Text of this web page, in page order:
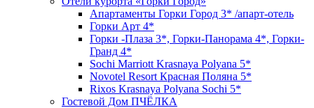
Апартаменты Горки Город 3* /апарт-отель
Горки Арт 4*
Горки -Плаза 3*, Горки-Панорама 4*, Горки-
Гранд 4*
Sochi Marriott Krasnaya Polyana 5*
Novotel Resort Красная Поляна 5*
Rixos Krasnaya Polyana Sochi 5*
Гостевой Дом ПЧЁЛКА